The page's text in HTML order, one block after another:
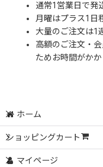
通常1営業日で発
月曜はプラス1日
大量のご注文は1
高額のご注文・
ためお時間がかか
ホーム
ショッピングカート
マイページ